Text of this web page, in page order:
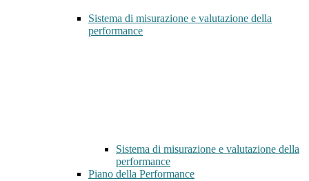
Sistema di misurazione e valutazione della
performance
Sistema di misurazione e valutazione della
performance
Piano della Performance